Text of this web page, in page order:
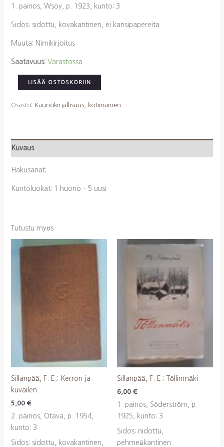
1. painos, Wsoy, p. 1923, kunto: 3
Sidos: sidottu, kovakantinen, ei kansipapereita
Muuta: Nimikirjoitus
Saatavuus: Varastossa
Sillanpää,
E.:
lapsista
heidän
LISÄÄ OSTOSKORIIN
Osasto: Kaunokirjallisuus, kotimainen
Kuvaus
Hakusanat:
Kuntoluokat: 1 huono – 5 uusi
Tutustu myös
Sillanpää, F. E.: Kerron ja
kuvailen
5,00 €
2. painos, Otava, p. 1954,
kunto: 3
Sidos: sidottu, kovakantinen,
Sillanpää, F. E.: Töllinmäki
6,00 €
1. painos, Söderström, p.
1925, kunto: 3
Sidos: nidottu,
pehmeäkantinen